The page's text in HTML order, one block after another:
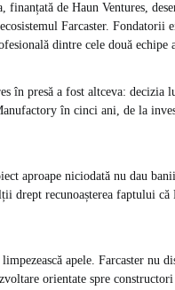
de Haun Ventures,
Farcaster.
dintre cele două echipe
în presă a fost altceva: decizia
în cinci ani, de la
aproape niciodată nu dau
drept recunoașterea faptului
apele. Farcaster nu
orientate spre